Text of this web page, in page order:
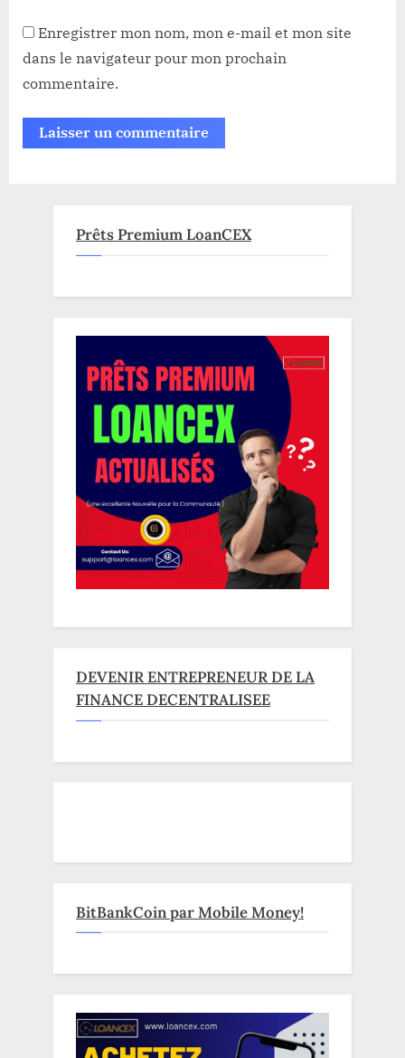
Enregistrer mon nom, mon e-mail et mon site
dans le navigateur pour mon prochain
commentaire.
Prêts Premium LoanCEX
DEVENIR ENTREPRENEUR DE LA
FINANCE DECENTRALISEE
BitBankCoin par Mobile Money!